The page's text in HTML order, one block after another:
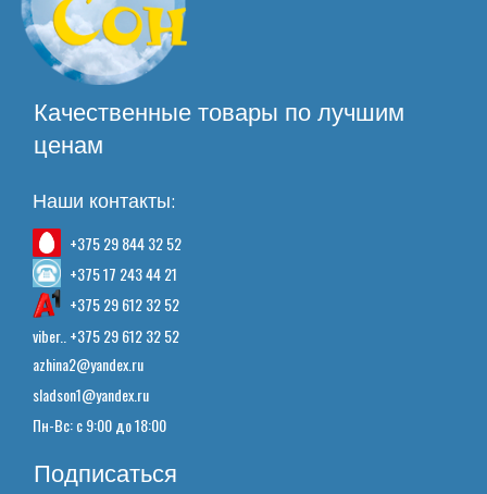
Качественные товары по лучшим
ценам
Наши контакты:
+375 29 844 32 52
+375 17 243 44 21
+375 29 612 32 52
viber.. +375 29 612 32 52
azhina2@yandex.ru
sladson1@yandex.ru
Пн-Вс: с 9:00 до 18:00
Подписаться